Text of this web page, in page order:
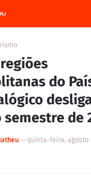
do
de
— quinta-feira, agosto